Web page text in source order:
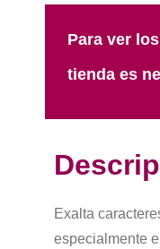
Para ver
tienda es
Exalta
especialmente